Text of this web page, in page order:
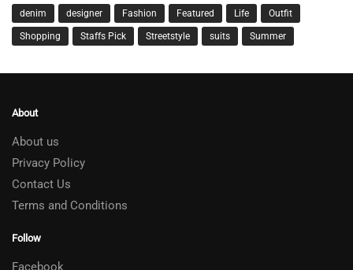
denim designer Fashion Featured Life Outfit
Shopping Staffs Pick Streetstyle suits Summer
About
About us
Privacy Policy
Contact Us
Terms and Conditions
Follow